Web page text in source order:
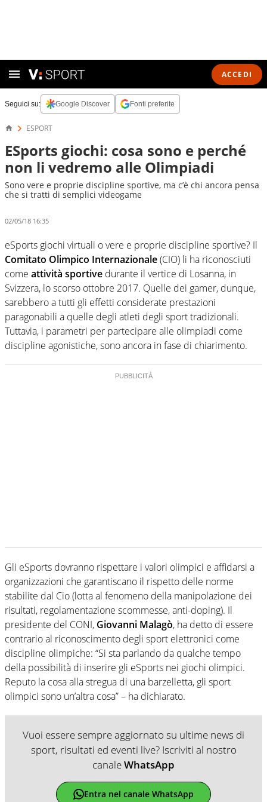
ACCEDI
Seguici su: Google Discover Fonti preferite
ESPORT
ESports giochi: cosa sono e perché
non li vedremo alle Olimpiadi
Sono vere e proprie discipline sportive, ma c’è chi ancora pensa
che si tratti di semplici videogame
02/05/18 16:35
eSports giochi virtuali o vere e proprie discipline sportive? Il
Comitato Olimpico Internazionale(CIO) li ha riconosciuti
come attività sportive durante il vertice di Losanna, in
Svizzera, lo scorso ottobre 2017. Quelle dei gamer, dunque,
sarebbero a tutti gli effetti considerate prestazioni
paragonabili a quelle degli atleti degli sport tradizionali.
Tuttavia, i parametri per partecipare alle olimpiadi come
discipline agonistiche, sono ancora in fase di chiarimento.
Gli eSports dovranno rispettare i valori olimpici e affidarsi a
organizzazioni che garantiscano il rispetto delle norme
stabilite dal Cio (lotta al fenomeno della manipolazione dei
risultati, regolamentazione scommesse, anti-doping). Il
presidente del CONI, Giovanni Malagò, ha detto di essere
contrario al riconoscimento degli sport elettronici come
discipline olimpiche: “Si sta parlando da qualche tempo
della possibilità di inserire gli eSports nei giochi olimpici.
Reputo la cosa alla stregua di una barzelletta, gli sport
olimpici sono un’altra cosa” – ha dichiarato.
Vuoi essere sempre aggiornato su ultime news di
sport, risultati ed eventi live? Iscriviti al nostro
canaleWhatsApp
Entra nel canale WhatsApp